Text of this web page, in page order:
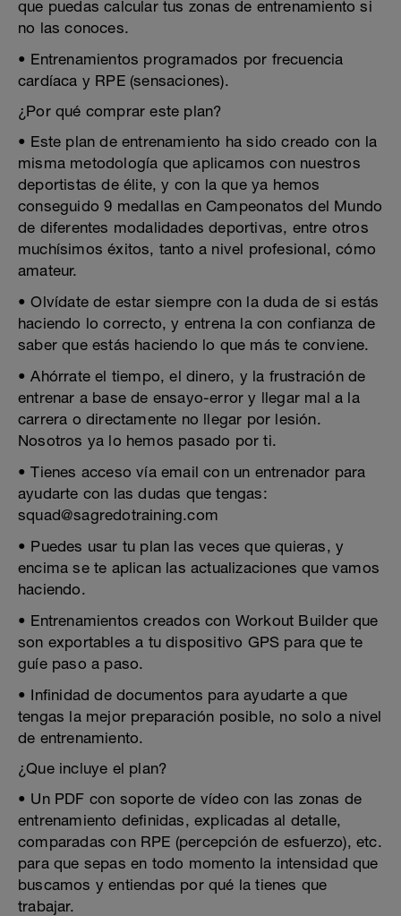
que puedas calcular tus zonas de entrenamiento si
no las conoces.
• Entrenamientos programados por frecuencia
cardíaca y RPE (sensaciones).
¿Por qué comprar este plan?
• Este plan de entrenamiento ha sido creado con la
misma metodología que aplicamos con nuestros
deportistas de élite, y con la que ya hemos
conseguido 9 medallas en Campeonatos del Mundo
de diferentes modalidades deportivas, entre otros
muchísimos éxitos, tanto a nivel profesional, cómo
amateur.
• Olvídate de estar siempre con la duda de si estás
haciendo lo correcto, y entrena la con confianza de
saber que estás haciendo lo que más te conviene.
• Ahórrate el tiempo, el dinero, y la frustración de
entrenar a base de ensayo-error y llegar mal a la
carrera o directamente no llegar por lesión.
Nosotros ya lo hemos pasado por ti.
• Tienes acceso vía email con un entrenador para
ayudarte con las dudas que tengas:
squad@sagredotraining.com
• Puedes usar tu plan las veces que quieras, y
encima se te aplican las actualizaciones que vamos
haciendo.
• Entrenamientos creados con Workout Builder que
son exportables a tu dispositivo GPS para que te
guíe paso a paso.
• Infinidad de documentos para ayudarte a que
tengas la mejor preparación posible, no solo a nivel
de entrenamiento.
¿Que incluye el plan?
• Un PDF con soporte de vídeo con las zonas de
entrenamiento definidas, explicadas al detalle,
comparadas con RPE (percepción de esfuerzo), etc.
para que sepas en todo momento la intensidad que
buscamos y entiendas por qué la tienes que
trabajar.